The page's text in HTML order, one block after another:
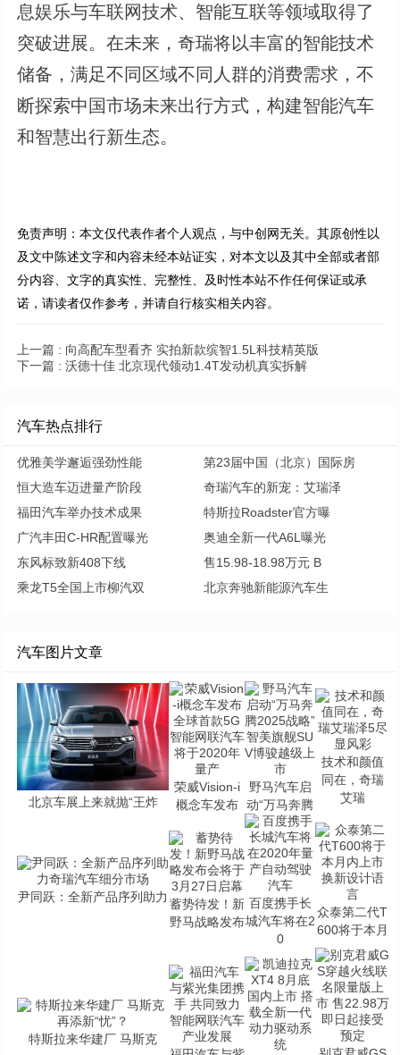
息娱乐与车联网技术、智能互联等领域取得了
突破进展。在未来，奇瑞将以丰富的智能技术
储备，满足不同区域不同人群的消费需求，不
断探索中国市场未来出行方式，构建智能汽车
和智慧出行新生态。
免责声明：本文仅代表作者个人观点，与中创网无关。其原创性以
及文中陈述文字和内容未经本站证实，对本文以及其中全部或者部
分内容、文字的真实性、完整性、及时性本站不作任何保证或承
诺，请读者仅作参考，并请自行核实相关内容。
上一篇 : 向高配车型看齐 实拍新款缤智1.5L科技精英版
下一篇 : 沃德十佳 北京现代领动1.4T发动机真实拆解
汽车热点排行
优雅美学邂逅强劲性能
第23届中国（北京）国际房
恒大造车迈进量产阶段
奇瑞汽车的新宠：艾瑞泽
福田汽车举办技术成果
特斯拉Roadster官方曝
广汽丰田C-HR配置曝光
奥迪全新一代A6L曝光
东风标致新408下线
售15.98-18.98万元 B
乘龙T5全国上市柳汽双
北京奔驰新能源汽车生
汽车图片文章
北京车展上来就抛“王炸
荣威Vision-i
概念车发布
野马汽车启
动“万马奔腾
技术和颜值
同在，奇瑞
艾瑞
尹同跃：全新产品序列助力 蓄势待发！新
野马战略发布
百度携手长
城汽车将在2
0
众泰第二代T
600将于本月
特斯拉来华建厂 马斯克